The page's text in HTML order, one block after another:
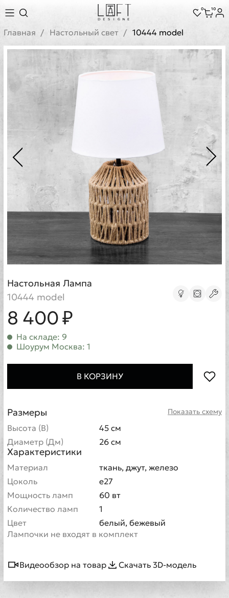
0 10
Главная Настольный свет 10444 model
Настольная Лампа
10444 model
8 400 ₽
На складе: 9
Шоурум Москва: 1
В КОРЗИНУ
Показать схему
Размеры
Высота (В)
45 см
Диаметр (Дм)
26 см
Характеристики
Материал
ткань, джут, железо
Цоколь
e27
Мощность ламп
60 вт
Количество ламп
1
Цвет
белый, бежевый
Лампочки не входят в комплект
Видеообзор на товар Скачать 3D-модель